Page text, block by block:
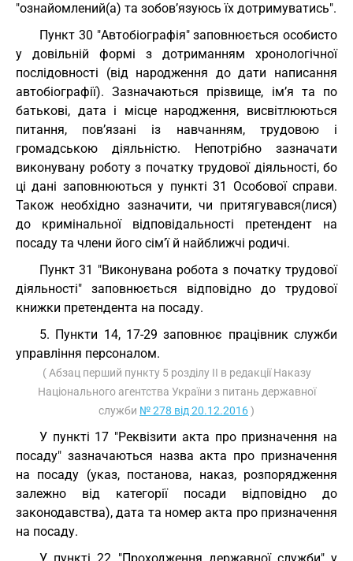
"ознайомлений(а) та зобов’язуюсь їх дотримуватись".
Пункт 30 "Автобіографія" заповнюється особисто
у довільній формі з дотриманням хронологічної
послідовності (від народження до дати написання
автобіографії). Зазначаються прізвище, ім’я та по
батькові, дата і місце народження, висвітлюються
питання, пов’язані із навчанням, трудовою і
громадською діяльністю. Непотрібно зазначати
виконувану роботу з початку трудової діяльності, бо
ці дані заповнюються у пункті 31 Особової справи.
Також необхідно зазначити, чи притягувався(лися)
до кримінальної відповідальності претендент на
посаду та члени його сім’ї й найближчі родичі.
Пункт 31 "Виконувана робота з початку трудової
діяльності" заповнюється відповідно до трудової
книжки претендента на посаду.
5. Пункти 14, 17-29 заповнює працівник служби
управління персоналом.
( Абзац перший пункту 5 розділу II в редакції Наказу
Національного агентства України з питань державної
служби № 278 від 20.12.2016)
У пункті 17 "Реквізити акта про призначення на
посаду" зазначаються назва акта про призначення
на посаду (указ, постанова, наказ, розпорядження
залежно від категорії посади відповідно до
законодавства), дата та номер акта про призначення
на посаду.